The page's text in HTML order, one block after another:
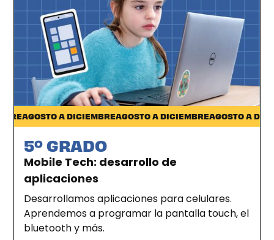
Ciudad de la Costa
AGOSTO A DICIEMBREAGOSTO A DICIEMBREAGOSTO A
5º GRADO
Mobile Tech: desarrollo de
aplicaciones
Desarrollamos aplicaciones para celulares.
Aprendemos a programar la pantalla touch, el
bluetooth y más.